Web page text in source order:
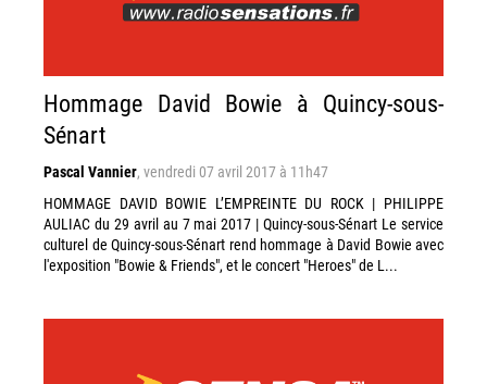
Hommage David Bowie à Quincy-sous-
Sénart
Pascal Vannier, vendredi 07 avril 2017 à 11h47
HOMMAGE DAVID BOWIE L’EMPREINTE DU ROCK | PHILIPPE
AULIAC du 29 avril au 7 mai 2017 | Quincy-sous-Sénart Le service
culturel de Quincy-sous-Sénart rend hommage à David Bowie avec
l'exposition "Bowie & Friends", et le concert "Heroes" de L...